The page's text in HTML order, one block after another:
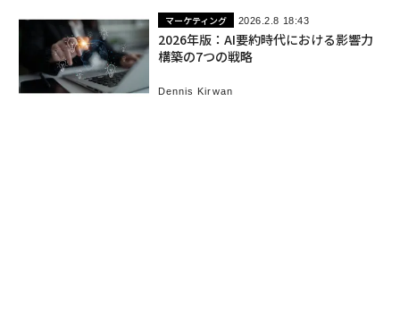
マーケティング 2026.2.8 18:43
2026年版：AI要約時代における影響力
構築の7つの戦略
Dennis Kirwan